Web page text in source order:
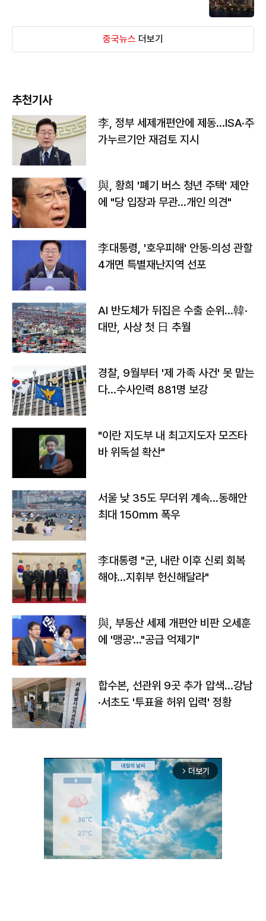
중국뉴스 더보기
추천기사
李, 정부 세제개편안에 제동…ISA·주
가누르기안 재검토 지시
與, 황희 '폐기 버스 청년 주택' 제안
에 "당 입장과 무관…개인 의견"
李대통령, '호우피해' 안동·의성 관할
4개면 특별재난지역 선포
AI 반도체가 뒤집은 수출 순위…韓·
대만, 사상 첫 日 추월
경찰, 9월부터 '제 가족 사건' 못 맡는
다…수사인력 881명 보강
"이란 지도부 내 최고지도자 모즈타
바 위독설 확산"
서울 낮 35도 무더위 계속…동해안
최대 150㎜ 폭우
李대통령 "군, 내란 이후 신뢰 회복
해야…지휘부 헌신해달라"
與, 부동산 세제 개편안 비판 오세훈
에 '맹공'…"공급 억제기"
합수본, 선관위 9곳 추가 압색…강남
·서초도 '투표율 허위 입력' 정황
arrow_forward_ios 더보기